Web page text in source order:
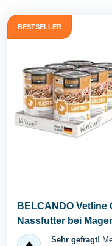
BESTSELLER
BELCANDO Vetline
Nassfutter bei
Sehr gefragt!